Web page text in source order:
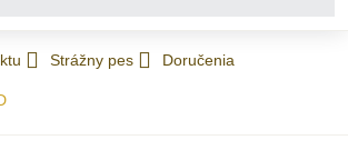
Strážny pes Doručenia